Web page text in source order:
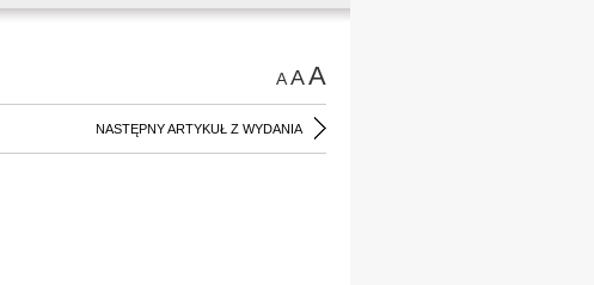
AAA
NASTĘPNY ARTYKUŁ Z WYDANIA